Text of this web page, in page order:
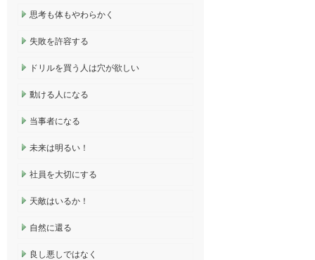
思考も体もやわらかく
失敗を許容する
ドリルを買う人は穴が欲しい
動ける人になる
当事者になる
未来は明るい！
社員を大切にする
天敵はいるか！
自然に還る
良し悪しではなく